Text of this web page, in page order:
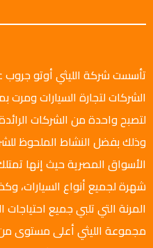
الشركات لتجارة السيارات
لتصبح واحدة من الشركات
وذلك بفضل النشاط الملحوظ
الأسواق المصرية حيث إنها
شهرة لجميع أنواع السيارات،
المرنة التي تلبي جميع